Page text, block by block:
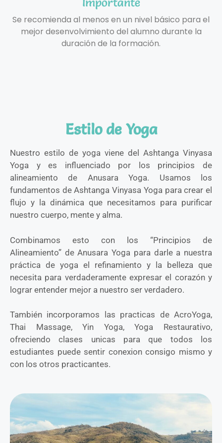
Se recomienda al menos en un nivel básico para el
mejor desenvolvimiento del alumno durante la
duración de la formación.
Estilo de Yoga
Nuestro estilo de yoga viene del Ashtanga Vinyasa
Yoga y es influenciado por los principios de
alineamiento de Anusara Yoga. Usamos los
fundamentos de Ashtanga Vinyasa Yoga para crear el
flujo y la dinámica que necesitamos para purificar
nuestro cuerpo, mente y alma.
Combinamos esto con los “Principios de
Alineamiento” de Anusara Yoga para darle a nuestra
práctica de yoga el refinamiento y la belleza que
necesita para verdaderamente expresar el corazón y
lograr entender mejor a nuestro ser verdadero.
También incorporamos las practicas de AcroYoga,
Thai Massage, Yin Yoga, Yoga Restaurativo,
ofreciendo clases unicas para que todos los
estudiantes puede sentir conexion consigo mismo y
con los otros practicantes.